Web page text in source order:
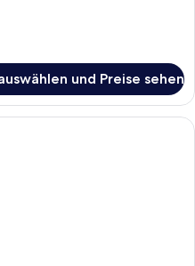
und Preise sehen
Ein modernes Hotelzimmer mit